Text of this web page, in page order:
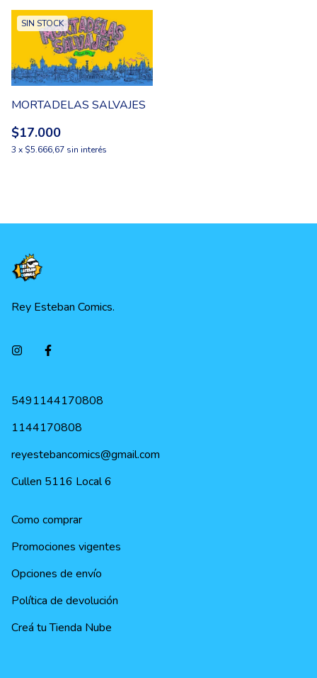
SIN STOCK
MORTADELAS SALVAJES
$17.000
3 x $5.666,67 sin interés
Rey Esteban Comics.
5491144170808
1144170808
reyestebancomics@gmail.com
Cullen 5116 Local 6
Como comprar
Promociones vigentes
Opciones de envío
Política de devolución
Creá tu Tienda Nube